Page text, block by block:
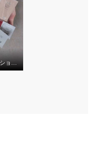
MEMエッセンスローショントライアルセット